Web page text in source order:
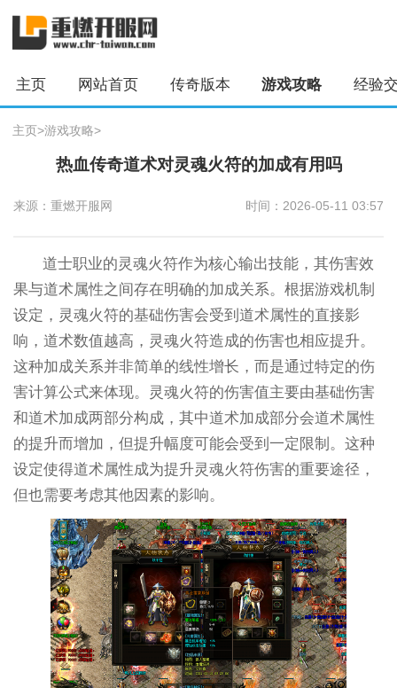
主页 网站首页 传奇版本 游戏攻略 经验
主页>游戏攻略>
热血传奇道术对灵魂火符的加成有用吗
来源：重燃开服网 时间：2026-05-11 03:57
道士职业的灵魂火符作为核心输出技能，其伤害效
果与道术属性之间存在明确的加成关系。根据游戏机制
设定，灵魂火符的基础伤害会受到道术属性的直接影
响，道术数值越高，灵魂火符造成的伤害也相应提升。
这种加成关系并非简单的线性增长，而是通过特定的伤
害计算公式来体现。灵魂火符的伤害值主要由基础伤害
和道术加成两部分构成，其中道术加成部分会道术属性
的提升而增加，但提升幅度可能会受到一定限制。这种
设定使得道术属性成为提升灵魂火符伤害的重要途径，
但也需要考虑其他因素的影响。